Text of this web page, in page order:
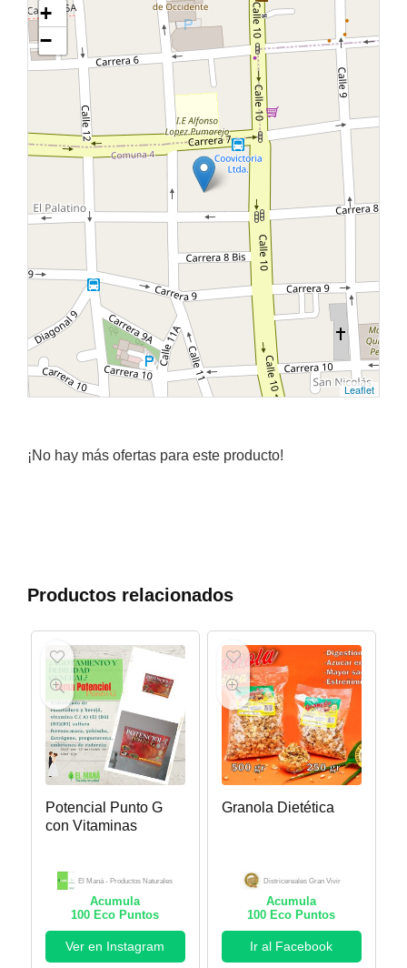
+
−
Leaflet
¡No hay más ofertas para este producto!
Productos relacionados
Potencial Punto G
con Vitaminas
El Maná - Productos Naturales
Acumula
100 Eco Puntos
Ver en Instagram
Granola Dietética
Districereales Gran Vivir
Acumula
100 Eco Puntos
Ir al Facebook